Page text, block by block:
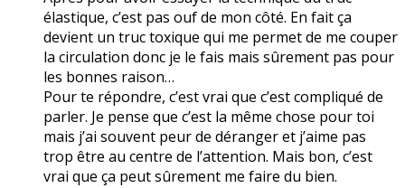
élastique, c’est pas ouf de mon côté. En fait ça
devient un truc toxique qui me permet de me couper
la circulation donc je le fais mais sûrement pas pour
les bonnes raison…
Pour te répondre, c’est vrai que c’est compliqué de
parler. Je pense que c’est la même chose pour toi
mais j’ai souvent peur de déranger et j’aime pas
trop être au centre de l’attention. Mais bon, c’est
vrai que ça peut sûrement me faire du bien.